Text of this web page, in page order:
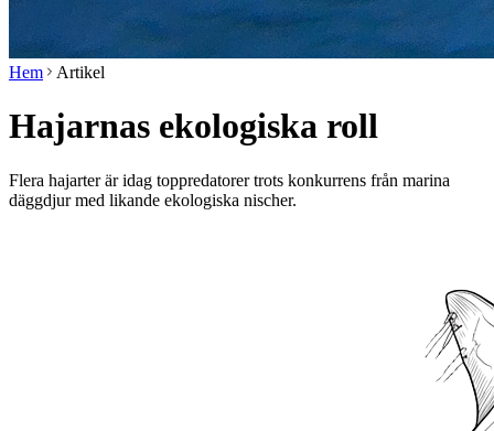
Hem Artikel
Hajarnas ekologiska roll
Flera hajarter är idag toppredatorer trots konkurrens från marina
däggdjur med likande ekologiska nischer.